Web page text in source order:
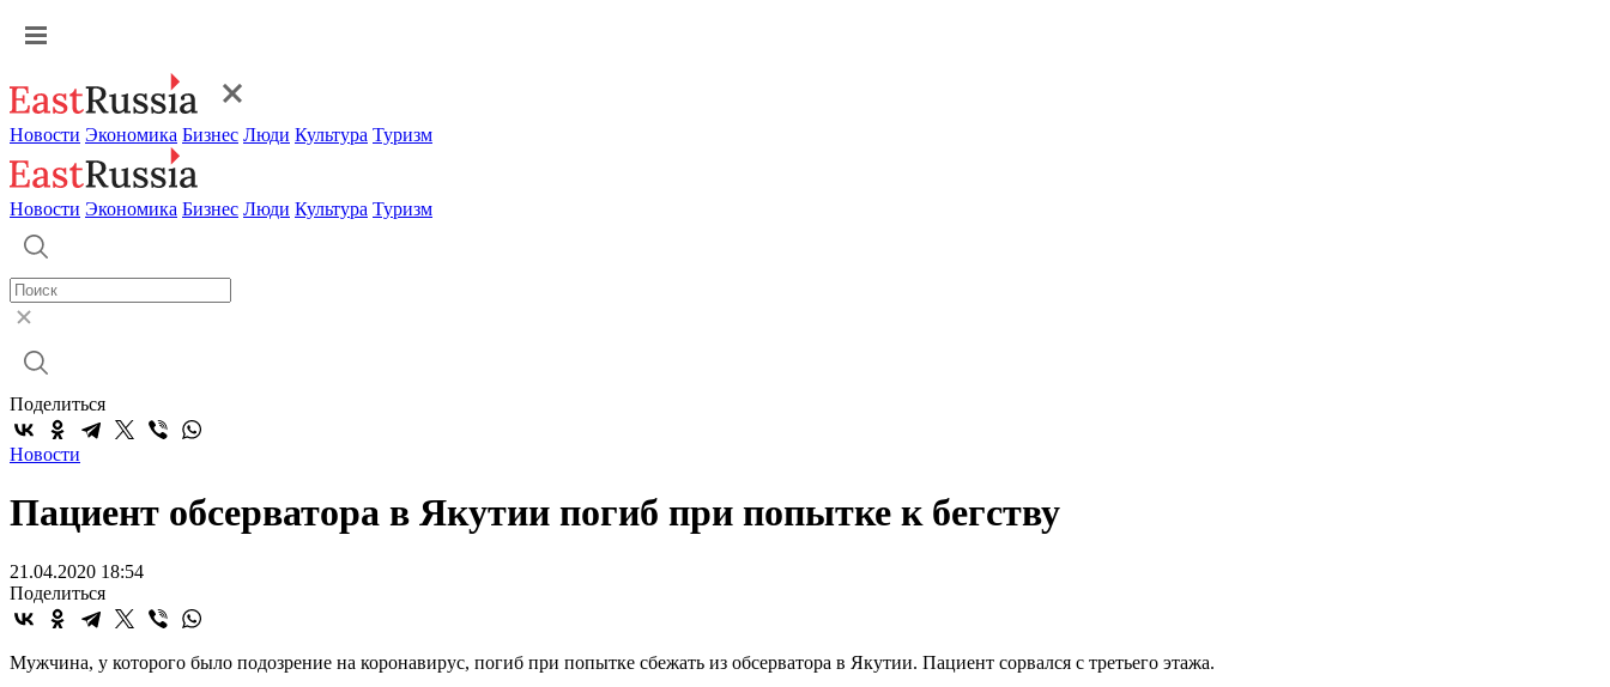
Новости Экономика Бизнес Люди Культура Туризм
Новости Экономика Бизнес Люди Культура Туризм
Поделиться
Новости
Пациент обсерватора в Якутии погиб при попытке к бегству
21.04.2020 18:54
Поделиться
Мужчина, у которого было подозрение на коронавирус, погиб при попытке сбежать из обсерватора в Якутии. Пациент сорвался с третьего этажа.